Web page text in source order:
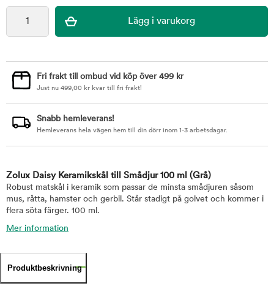
Fri frakt till ombud vid köp över 499 kr
Just nu 499,00 kr kvar till fri frakt!
Snabb hemleverans!
Hemleverans hela vägen hem till din dörr inom 1-3 arbetsdagar.
Zolux Daisy Keramikskål till Smådjur 100 ml (Grå)
Robust matskål i keramik som passar de minsta smådjuren såsom
mus, råtta, hamster och gerbil. Står stadigt på golvet och kommer i
flera söta färger. 100 ml.
Mer information
Produktbeskrivning